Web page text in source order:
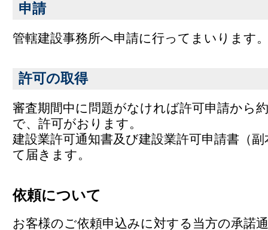
申請
管轄建設事務所へ申請に行ってまいります
許可の取得
審査期間中に問題がなければ許可申請から
で、許可がおります。
建設業許可通知書及び建設業許可申請書（
て届きます。
依頼について
お客様のご依頼申込みに対する当方の承諾